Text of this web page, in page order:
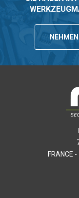
FRANCE